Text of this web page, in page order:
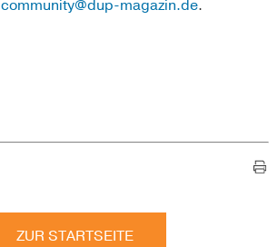
community@dup-magazin.de.
ZUR STARTSEITE